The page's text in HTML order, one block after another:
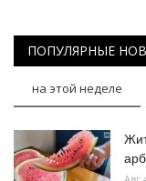
ПОПУЛЯРНЫЕ
на этой неделе